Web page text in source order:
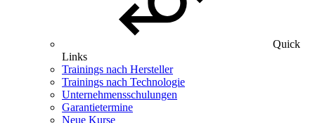
Quick
Links
Trainings nach Hersteller
Trainings nach Technologie
Unternehmensschulungen
Garantietermine
Neue Kurse